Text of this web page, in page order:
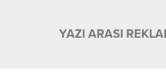
YAZI ARASI